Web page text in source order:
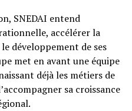
SNEDAI entend
accélérer la
développement de ses
met en avant une équipe
déjà les métiers de
sa croissance